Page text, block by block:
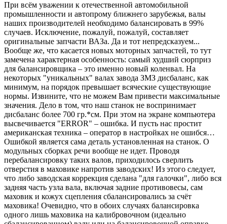
При всём уважении к отечественной автомобильной
промышленности и автопрому ближнего зарубежья, валы
наших производителей необходимо балансировать в 99%
случаев. Исключение, пожалуй, пожалуй, составляет
оригинальные запчасти ВАЗа. Да и тот непредсказуем...
Вообще же, что касается новых моторных запчастей, то тут
замечена характерная особенность: самый худший сюрприз
для балансировщика – это именно новый коленвал. На
некоторых "уникальных" валах завода ЗМЗ дисбаланс, как
минимум, на порядок превышает всяческие существующие
нормы. Извините, что не можем Вам привести максимальные
значения. Дело в том, что наш станок не воспринимает
дисбаланс более 700 гр.*см. При этом на экране компьютера
высвечивается "ERROR" – ошибка. И пусть нас простит
американская техника – оператор в настройках не ошибся…
Ошибкой является сама деталь установленная на станок. О
модульных сборках речи вообще не идет. Проводя
перебалансировку таких валов, приходилось сверлить
отверстия в маховике напротив заводских! Из этого следует,
что либо заводская коррекция сделана "для галочки", либо вся
задняя часть узла вала, включая задние противовесы, сам
маховик и кожух сцепления сбалансировались за счёт
маховика! Очевидно, что в обоих случаях балансировка
одного лишь маховика на калибровочном (идеально